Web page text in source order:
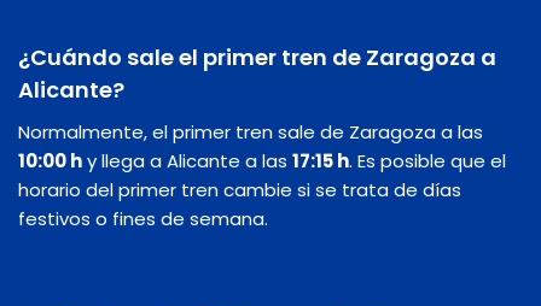
¿Cuándo sale el primer tren de Zaragoza a
Alicante?
Normalmente, el primer tren sale de Zaragoza a las
10:00 hy llega a Alicante a las 17:15 h. Es posible que el
horario del primer tren cambie si se trata de días
festivos o fines de semana.